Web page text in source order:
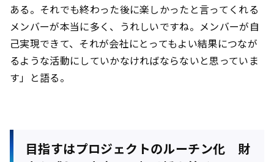
ある。それでも終わった後に楽しかったと言ってくれる
メンバーが本当に多く、うれしいですね。メンバーが自
己実現できて、それが会社にとってもよい結果につなが
るような活動にしていかなければならないと思っていま
す」と語る。
目指すはプロジェクトのルーチン化 財